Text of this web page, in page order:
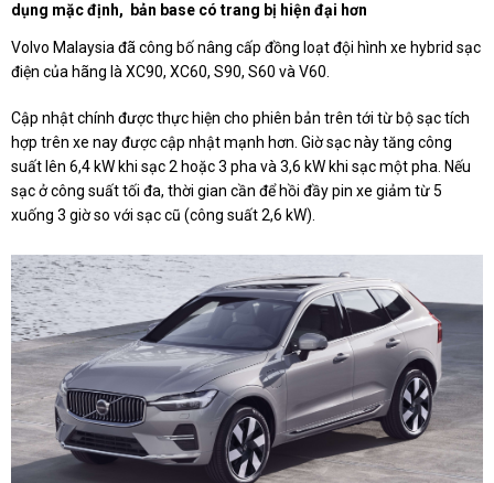
dụng mặc định, bản base có trang bị hiện đại hơn
Volvo Malaysia đã công bố nâng cấp đồng loạt đội hình xe hybrid sạc
điện của hãng là XC90, XC60, S90, S60 và V60.
Cập nhật chính được thực hiện cho phiên bản trên tới từ bộ sạc tích
hợp trên xe nay được cập nhật mạnh hơn. Giờ sạc này tăng công
suất lên 6,4 kW khi sạc 2 hoặc 3 pha và 3,6 kW khi sạc một pha. Nếu
sạc ở công suất tối đa, thời gian cần để hồi đầy pin xe giảm từ 5
xuống 3 giờ so với sạc cũ (công suất 2,6 kW).